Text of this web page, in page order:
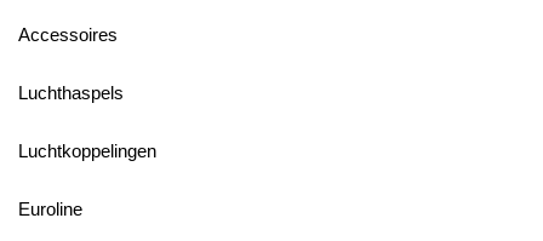
Accessoires
Luchthaspels
Luchtkoppelingen
Euroline